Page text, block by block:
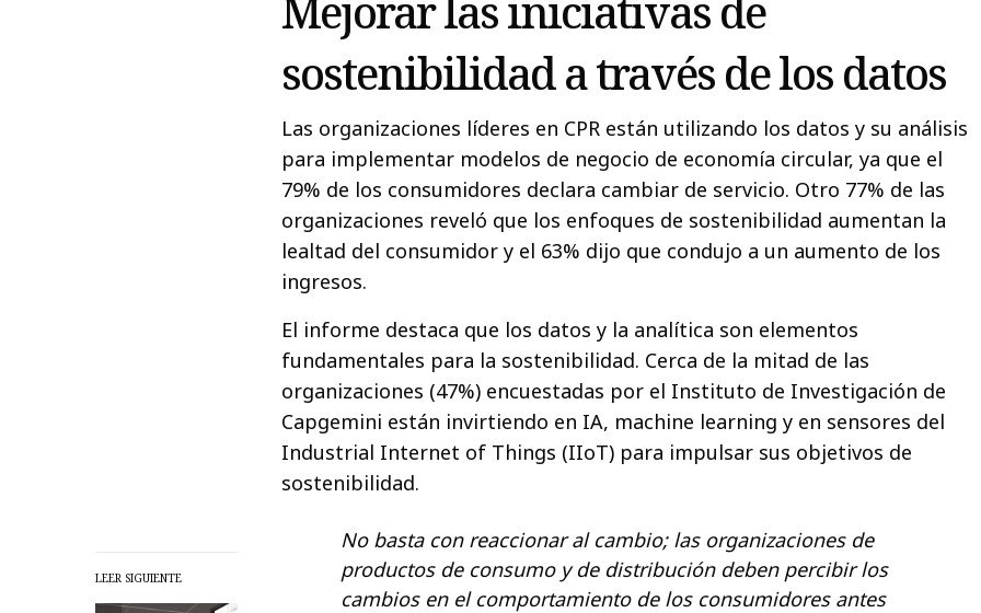
LEER SIGUIENTE
sostenibilidad a través de los datos
Las organizaciones líderes en CPR están utilizando los datos y su análisis
para implementar modelos de negocio de economía circular, ya que el
79% de los consumidores declara cambiar de servicio. Otro 77% de las
organizaciones reveló que los enfoques de sostenibilidad aumentan la
lealtad del consumidor y el 63% dijo que condujo a un aumento de los
ingresos.
El informe destaca que los datos y la analítica son elementos
fundamentales para la sostenibilidad. Cerca de la mitad de las
organizaciones (47%) encuestadas por el Instituto de Investigación de
Capgemini están invirtiendo en IA, machine learning y en sensores del
Industrial Internet of Things (IIoT) para impulsar sus objetivos de
sostenibilidad.
No basta con reaccionar al cambio; las organizaciones de
productos de consumo y de distribución deben percibir los
cambios en el comportamiento de los consumidores antes